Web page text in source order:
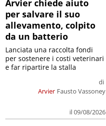
Arvier chiede aiuto
per salvare il suo
allevamento, colpito
da un batterio
Arvier
di
Fausto Vassoney
il 09/08/2026
Lanciata una raccolta fondi
per sostenere i costi veterinari
e far ripartire la stalla